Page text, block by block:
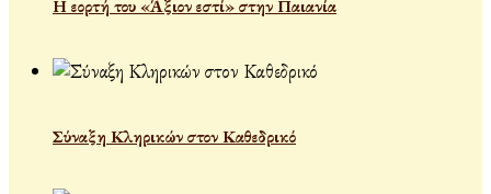
Η εορτή του «Άξιον εστί» στην Παιανία
Σύναξη Κληρικών στον Καθεδρικό